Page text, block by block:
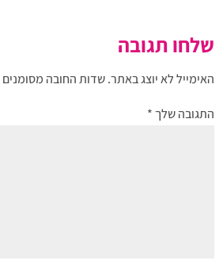
שלחו תגובה
האימייל לא יוצג באתר. שדות החובה מסומנים
התגובה שלך*